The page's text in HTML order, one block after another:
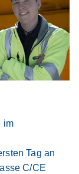
im
Tag an
C/CE